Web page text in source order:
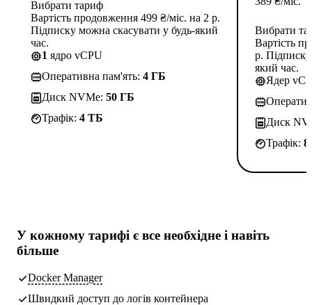
Вибрати тариф
Вартість продовження 499 ₴/міс. на 2 р.
Підписку можна скасувати у будь-який
час.
1 ядро vCPU
Оперативна пам'ять: 4 ГБ
Диск NVMe: 50 ГБ
Трафік: 4 TБ
Вибрати
Вартість
р.
який час.
Ядер
Диск
Трафік:
У кожному тарифі є все необхідне і навіть
більше
Docker Manager
Швидкий доступ до логів контейнера